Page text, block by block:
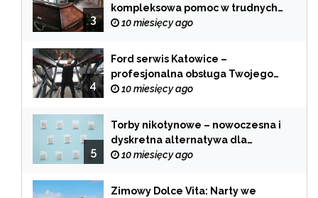
3
kompleksowa pomoc w trudnych
chwilach
10 miesięcy ago
4
Ford serwis Katowice –
profesjonalna obsługa Twojego
samochodu
10 miesięcy ago
5
Torby nikotynowe – nowoczesna i
dyskretna alternatywa dla
tradycyjnego palenia
10 miesięcy ago
Zimowy Dolce Vita: Narty we